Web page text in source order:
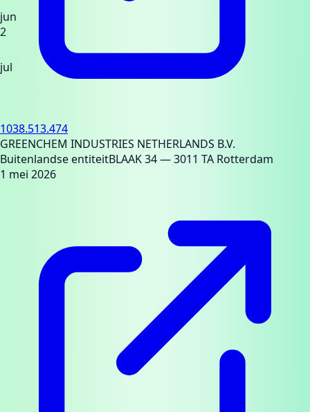
jun
2
jul
1038.513.474
GREENCHEM INDUSTRIES NETHERLANDS B.V.
Buitenlandse entiteitBLAAK 34— 3011 TA Rotterdam
1 mei 2026